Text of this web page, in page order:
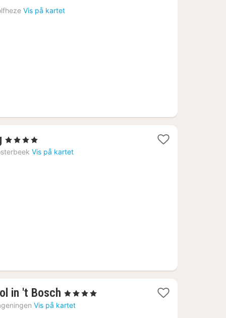
Vis på kartet
1
natt
, 4 Stjerner
Vis på kartet
in 't Bosch 1
natt
, 4 Stjerner
Vis på kartet